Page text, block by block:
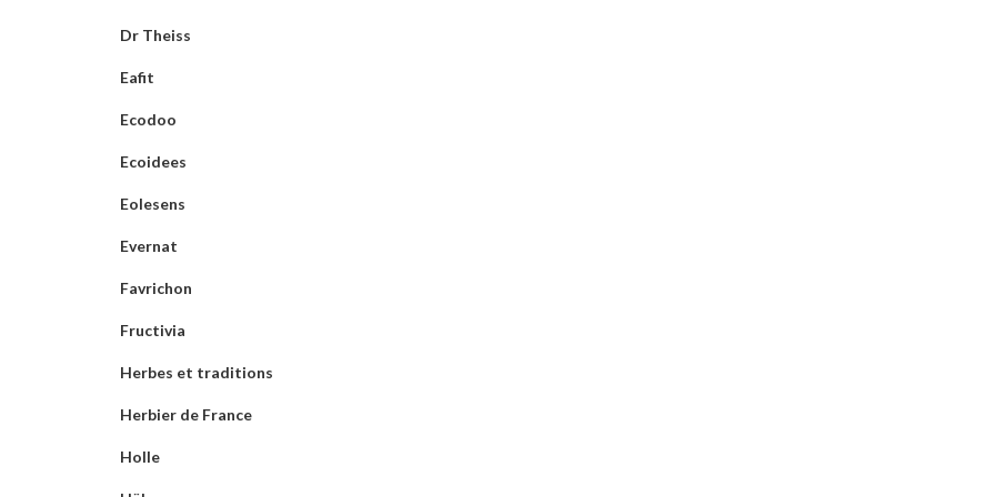
Dr Theiss
Eafit
Ecodoo
Ecoidees
Eolesens
Evernat
Favrichon
Fructivia
Herbes et traditions
Herbier de France
Holle